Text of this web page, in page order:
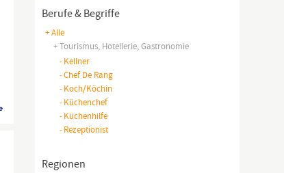
Berufe & Begriffe
+ Alle
+ Tourismus, Hotellerie, Gastronomie
-Kellner
-Chef De Rang
-Koch/köchin
-Küchenchef
-Küchenhilfe
-Rezeptionist
Regionen